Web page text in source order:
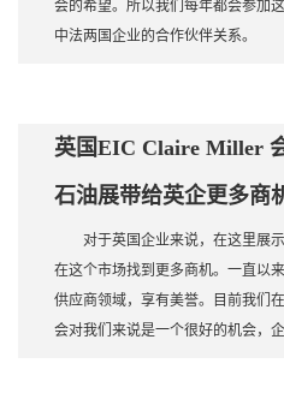
会的希望。所以我们每年都会参加
中法两国企业的合作伙伴关系。
英国EIC Claire Miller
石油展带给英企更多商
对于英国企业来说，在这里展
在这个市场找到更多商机。一直以
供应商领域，享有美誉。目前我们
会对我们来说是一个很好的机会，